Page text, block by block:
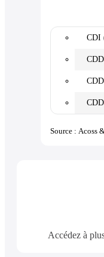
CDI
Source : Acoss
Accédez à